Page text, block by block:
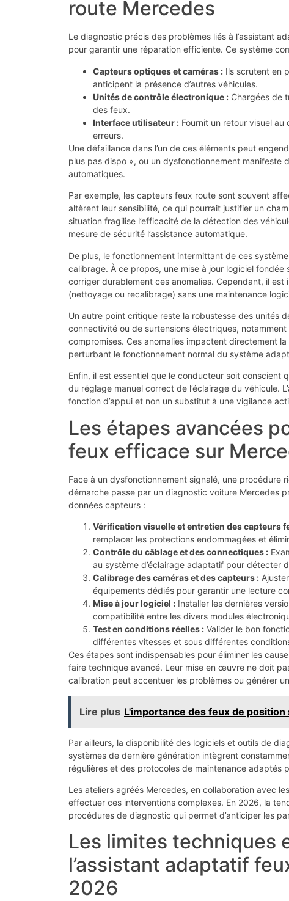
route Mercedes
Le diagnostic précis des problèmes liés à l’assistant
pour garantir une réparation efficiente. Ce système
Capteurs optiques et caméras : Ils scrutent en
anticipent la présence d’autres véhicules.
Unités de contrôle électronique : Chargées de
des feux.
Interface utilisateur : Fournit un retour visuel au
erreurs.
Une défaillance dans l’un de ces éléments peut
plus pas dispo », ou un dysfonctionnement
automatiques.
Par exemple, les capteurs feux route sont souvent
altèrent leur sensibilité, ce qui pourrait justifier un
situation fragilise l’efficacité de la détection des
mesure de sécurité l’assistance automatique.
De plus, le fonctionnement intermittant de ces
calibrage. À ce propos, une mise à jour logiciel
corriger durablement ces anomalies. Cependant, il
(nettoyage ou recalibrage) sans une maintenance
Un autre point critique reste la robustesse des unités
connectivité ou de surtensions électriques,
compromises. Ces anomalies impactent directement
perturbant le fonctionnement normal du système
Enfin, il est essentiel que le conducteur soit conscient
du réglage manuel correct de l’éclairage du véhicule.
fonction d’appui et non un substitut à une vigilance
Les étapes avancées
feux efficace sur
Face à un dysfonctionnement signalé, une procédure
démarche passe par un diagnostic voiture Mercedes
données capteurs :
Vérification visuelle et entretien des capteurs
remplacer les protections endommagées et
Contrôle du câblage et des connectiques :
au système d’éclairage adaptatif pour détecter
Calibrage des caméras et des capteurs :
équipements dédiés pour garantir une lecture
Mise à jour logiciel : Installer les dernières
compatibilité entre les divers modules
Test en conditions réelles : Valider le bon
différentes vitesses et sous différentes
Ces étapes sont indispensables pour éliminer les
faire technique avancé. Leur mise en œuvre ne doit
calibration peut accentuer les problèmes ou générer
Lire plus L'importance des feux de
Par ailleurs, la disponibilité des logiciels et outils de
systèmes de dernière génération intègrent
régulières et des protocoles de maintenance
Les ateliers agréés Mercedes, en collaboration avec
effectuer ces interventions complexes. En 2026, la
procédures de diagnostic qui permet d’anticiper les
Les limites techniques
l’assistant adaptatif
2026